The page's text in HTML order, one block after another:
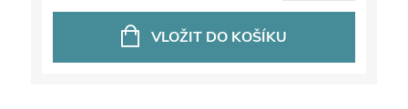
cena:
VLOŽIT DO KOŠÍKU